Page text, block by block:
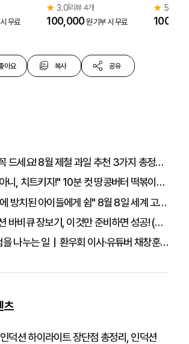
무료
★ 3.0| 리뷰 4개
100,000원 기부 시 무료
m)+스트
★ 5.0
아요 복사 공유
! 8월 제철 과일 추천 3가지 총정리 (무화과, 포도, 복숭아)
트키지!" 10분 컷 땅콩버터 떡볶이부터 효능·부작용 총정리
게 쉼" 8월 8일 세계 고양이의 날, 나폴리 맛피아 권성준 셰프의 선한 영향력과 간곡한 호소
큐 장보기, 이것만 준비하면 성공! (+장보기 체크리스트)
나누는 일｜환우회 이사·유튜버 채창훈 인터뷰 ②
츠
인덕션 하이라이트 장단점 총정리, 인덕션